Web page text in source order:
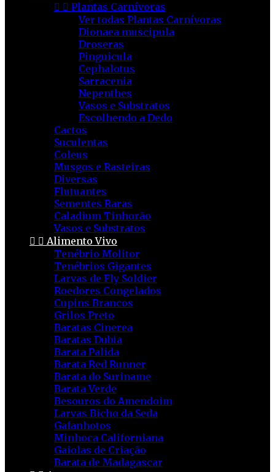
  Plantas Carnívoras
Ver todas Plantas Carnívoras
Dionaea muscipula
Droseras
Pinguicula
Cephalotus
Sarracenia
Nepenthes
Vasos e Substratos
Escolhendo a Dedo
Cactos
Suculentas
Coleus
Musgos e Rasteiras
Diversas
Flutuantes
Sementes Raras
Caladium Tinhorão
Vasos e Substratos
  Alimento Vivo
Tenébrio Molitor
Tenébrios Gigantes
Larvas de Fly Soldier
Roedores Congelados
Cupins Brancos
Grilos Preto
Baratas Cinerea
Baratas Dubia
Barata Palida
Barata Red Runner
Barata do Suriname
Barata Verde
Besouros do Amendoim
Larvas Bicho da Seda
Gafanhotos
Minhoca Californiana
Gaiolas de Criação
Barata de Madagascar